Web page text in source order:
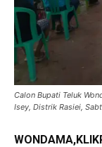
Calon Bupati Teluk
Isey, Distrik Rasiei,